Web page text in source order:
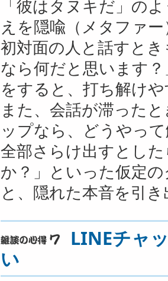
「彼はタヌキだ」の
えを隠喩（メタファ
初対面の人と話すと
なら何だと思います
をすると、打ち解け
また、会話が滞った
ップなら、どうやっ
全部さらけ出すとし
か？」といった仮定
と、隠れた本音を引
LINEチャ
い